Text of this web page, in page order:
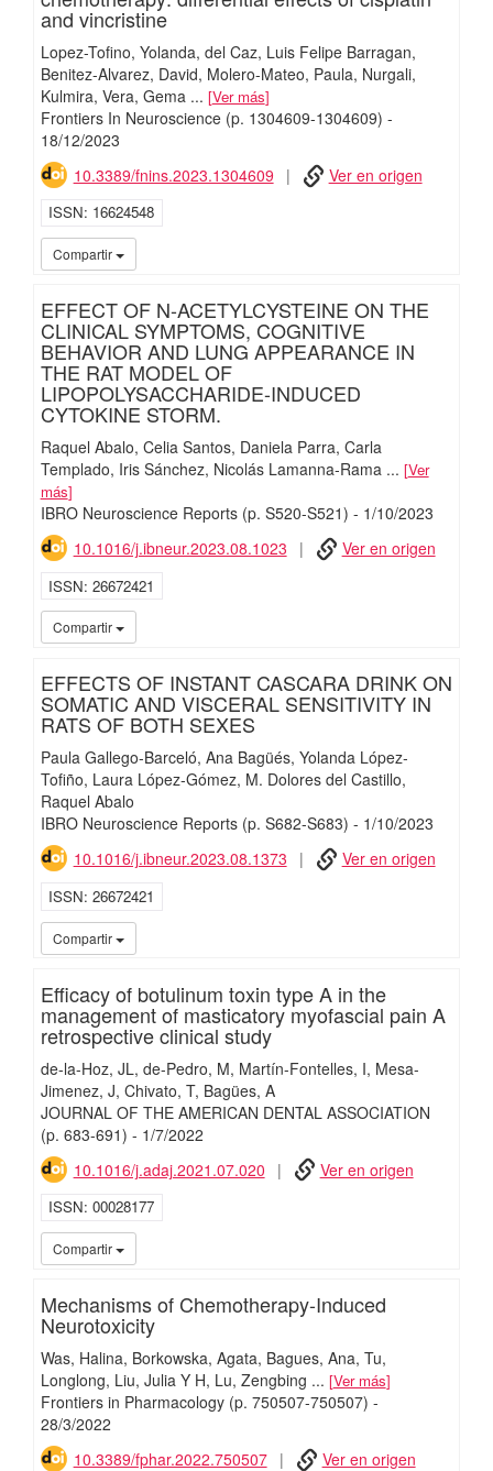
and vincristine
Lopez-Tofino, Yolanda del Caz, Luis Felipe Barragan
Benitez-Alvarez, David Molero-Mateo, Paula Nurgali,
Kulmira Vera, Gema ... Ver más
Frontiers In Neuroscience (p. 1304609-1304609) -
18/12/2023
10.3389/fnins.2023.1304609
Ver en origen
ISSN 16624548
Compartir
EFFECT OF N-ACETYLCYSTEINE ON THE
CLINICAL SYMPTOMS, COGNITIVE
BEHAVIOR AND LUNG APPEARANCE IN
THE RAT MODEL OF
LIPOPOLYSACCHARIDE-INDUCED
CYTOKINE STORM.
Raquel Abalo Celia Santos Daniela Parra Carla
Templado Iris Sánchez Nicolás Lamanna‐Rama ... Ver
más
IBRO Neuroscience Reports (p. S520-S521) - 1/10/2023
10.1016/j.ibneur.2023.08.1023
Ver en origen
ISSN 26672421
Compartir
EFFECTS OF INSTANT CASCARA DRINK ON
SOMATIC AND VISCERAL SENSITIVITY IN
RATS OF BOTH SEXES
Paula Gallego-Barceló Ana Bagüés Yolanda López‐
Tofiño Laura López‐Gómez M. Dolores del Castillo
Raquel Abalo
IBRO Neuroscience Reports (p. S682-S683) - 1/10/2023
10.1016/j.ibneur.2023.08.1373
Ver en origen
ISSN 26672421
Compartir
Efficacy of botulinum toxin type A in the
management of masticatory myofascial pain A
retrospective clinical study
de-la-Hoz, JL de-Pedro, M Martín-Fontelles, I Mesa-
Jimenez, J Chivato, T Bagües, A
JOURNAL OF THE AMERICAN DENTAL ASSOCIATION
(p. 683-691) - 1/7/2022
10.1016/j.adaj.2021.07.020
Ver en origen
ISSN 00028177
Compartir
Mechanisms of Chemotherapy-Induced
Neurotoxicity
Was, Halina Borkowska, Agata Bagues, Ana Tu,
Longlong Liu, Julia Y H Lu, Zengbing ... Ver más
Frontiers in Pharmacology (p. 750507-750507) -
28/3/2022
10.3389/fphar.2022.750507
Ver en origen